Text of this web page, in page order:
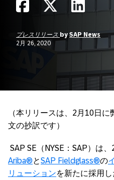
プレスリリース by SAP News
2月 26, 2020
（本リリースは、2月10日
文の抄訳です）
SAP SE（NYSE：SAP）は
Ariba®とSAP Fieldglass®の
リューションを新たに採用